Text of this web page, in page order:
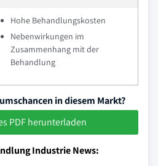
Hohe Behandlungskosten
Nebenwirkungen im
Zusammenhang mit der
Behandlung
in diesem Markt?
PDF herunterladen
Industrie News: